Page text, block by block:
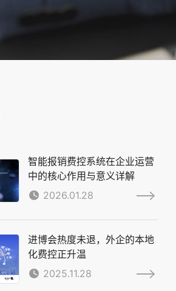
智能报销费控系统在企业运营
中的核心作用与意义详解
2026.01.28
进博会热度未退，外企的本地
化费控正升温
2025.11.28